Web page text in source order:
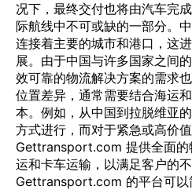
况下，最终交付也将由汽车完
际航线中不可或缺的一部分。
连接着主要的城市和港口，这
展。由于中国与许多国家之间
效可靠的物流解决方案的需求
位置差异，通常需要结合海运
本。例如，从中国到拉脱维亚
方式进行，而对于紧急或高价
Gettransport.com 提供全面的
运和卡车运输，以满足客户的
Gettransport.com 的平台可以